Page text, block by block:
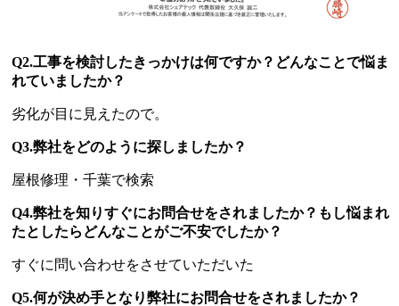
Q2.工事を検討したきっかけは何ですか？どんなことで悩ま
れていましたか？
劣化が目に見えたので。
Q3.弊社をどのように探しましたか？
屋根修理・千葉で検索
Q4.弊社を知りすぐにお問合せをされましたか？もし悩まれ
たとしたらどんなことがご不安でしたか？
すぐに問い合わせをさせていただいた
Q5.何が決め手となり弊社にお問合せをされましたか？